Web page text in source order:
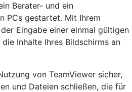
Berater- und ein
PCs gestartet. Mit Ihrem
Eingabe einer einmal gültigen
Inhalte Ihres Bildschirms an
von TeamViewer sicher,
und Dateien schließen, die für